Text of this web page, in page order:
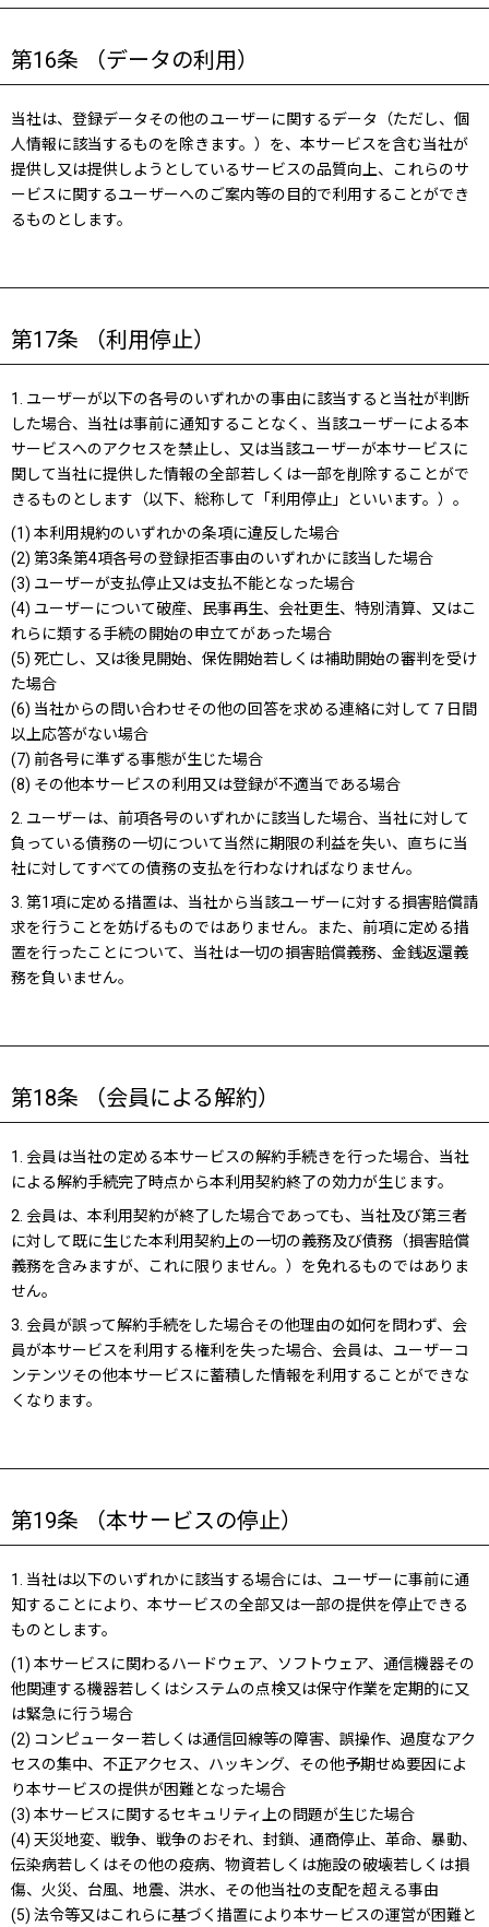
第16条 （データの利用）
当社は、登録データその他のユーザーに関するデータ（ただし、個
人情報に該当するものを除きます。）を、本サービスを含む当社が
提供し又は提供しようとしているサービスの品質向上、これらのサ
ービスに関するユーザーへのご案内等の目的で利用することができ
るものとします。
第17条 （利用停止）
1. ユーザーが以下の各号のいずれかの事由に該当すると当社が判断
した場合、当社は事前に通知することなく、当該ユーザーによる本
サービスへのアクセスを禁止し、又は当該ユーザーが本サービスに
関して当社に提供した情報の全部若しくは一部を削除することがで
きるものとします（以下、総称して「利用停止」といいます。）。
(1) 本利用規約のいずれかの条項に違反した場合
(2) 第3条第4項各号の登録拒否事由のいずれかに該当した場合
(3) ユーザーが支払停止又は支払不能となった場合
(4) ユーザーについて破産、民事再生、会社更生、特別清算、又はこ
れらに類する手続の開始の申立てがあった場合
(5) 死亡し、又は後見開始、保佐開始若しくは補助開始の審判を受け
た場合
(6) 当社からの問い合わせその他の回答を求める連絡に対して７日間
以上応答がない場合
(7) 前各号に準ずる事態が生じた場合
(8) その他本サービスの利用又は登録が不適当である場合
2. ユーザーは、前項各号のいずれかに該当した場合、当社に対して
負っている債務の一切について当然に期限の利益を失い、直ちに当
社に対してすべての債務の支払を行わなければなりません。
3. 第1項に定める措置は、当社から当該ユーザーに対する損害賠償請
求を行うことを妨げるものではありません。また、前項に定める措
置を行ったことについて、当社は一切の損害賠償義務、金銭返還義
務を負いません。
第18条 （会員による解約）
1. 会員は当社の定める本サービスの解約手続きを行った場合、当社
による解約手続完了時点から本利用契約終了の効力が生じます。
2. 会員は、本利用契約が終了した場合であっても、当社及び第三者
に対して既に生じた本利用契約上の一切の義務及び債務（損害賠償
義務を含みますが、これに限りません。）を免れるものではありま
せん。
3. 会員が誤って解約手続をした場合その他理由の如何を問わず、会
員が本サービスを利用する権利を失った場合、会員は、ユーザーコ
ンテンツその他本サービスに蓄積した情報を利用することができな
くなります。
第19条 （本サービスの停止）
1. 当社は以下のいずれかに該当する場合には、ユーザーに事前に通
知することにより、本サービスの全部又は一部の提供を停止できる
ものとします。
(1) 本サービスに関わるハードウェア、ソフトウェア、通信機器その
他関連する機器若しくはシステムの点検又は保守作業を定期的に又
は緊急に行う場合
(2) コンピューター若しくは通信回線等の障害、誤操作、過度なアク
セスの集中、不正アクセス、ハッキング、その他予期せぬ要因によ
り本サービスの提供が困難となった場合
(3) 本サービスに関するセキュリティ上の問題が生じた場合
(4) 天災地変、戦争、戦争のおそれ、封鎖、通商停止、革命、暴動、
伝染病若しくはその他の疫病、物資若しくは施設の破壊若しくは損
傷、火災、台風、地震、洪水、その他当社の支配を超える事由
(5) 法令等又はこれらに基づく措置により本サービスの運営が困難と